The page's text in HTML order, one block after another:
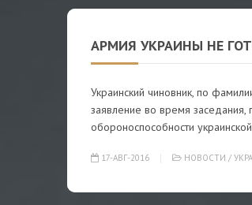
АРМИЯ УКРАИНЫ НЕ
Украинский чиновник, по
заявление во время
обороноспособности украинской
17-АВГ-2016 НОВОСТИ /